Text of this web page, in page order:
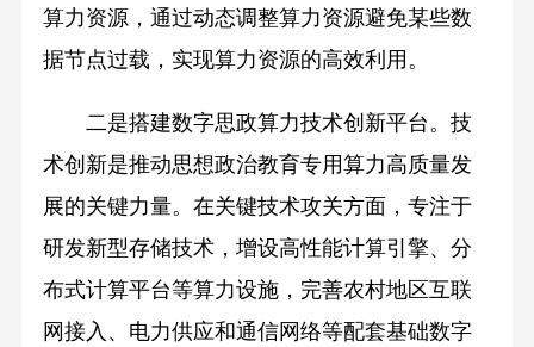
算力资源，通过动态调整算力资源避免某些数
据节点过载，实现算力资源的高效利用。
二是搭建数字思政算力技术创新平台。技
术创新是推动思想政治教育专用算力高质量发
展的关键力量。在关键技术攻关方面，专注于
研发新型存储技术，增设高性能计算引擎、分
布式计算平台等算力设施，完善农村地区互联
网接入、电力供应和通信网络等配套基础数字